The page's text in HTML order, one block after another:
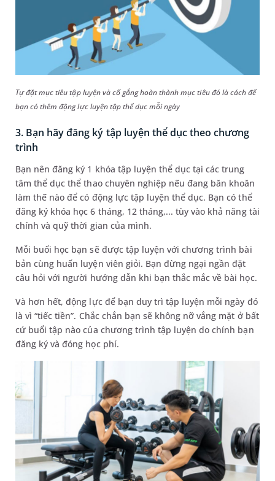
Tự đặt mục tiêu tập luyện và cố gắng hoàn thành mục tiêu đó là cách để
bạn có thêm động lực luyện tập thể dục mỗi ngày
3. Bạn hãy đăng ký tập luyện thể dục theo chương
trình
Bạn nên đăng ký 1 khóa tập luyện thể dục tại các trung
tâm thể dục thể thao chuyên nghiệp nếu đang băn khoăn
làm thế nào để có động lực tập luyện thể dục. Bạn có thể
đăng ký khóa học 6 tháng, 12 tháng,... tùy vào khả năng tài
chính và quỹ thời gian của mình.
Mỗi buổi học bạn sẽ được tập luyện với chương trình bài
bản cùng huấn luyện viên giỏi. Bạn đừng ngại ngần đặt
câu hỏi với người hướng dẫn khi bạn thắc mắc về bài học.
Và hơn hết, động lực để bạn duy trì tập luyện mỗi ngày đó
là vì “tiếc tiền”. Chắc chắn bạn sẽ không nỡ vắng mặt ở bất
cứ buổi tập nào của chương trình tập luyện do chính bạn
đăng ký và đóng học phí.